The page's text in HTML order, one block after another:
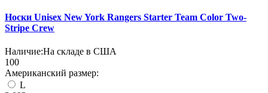
Носки Unisex New York Rangers Starter Team Color Two-
Stripe Crew
Наличие:На складе в США
100
Американский размер:
L